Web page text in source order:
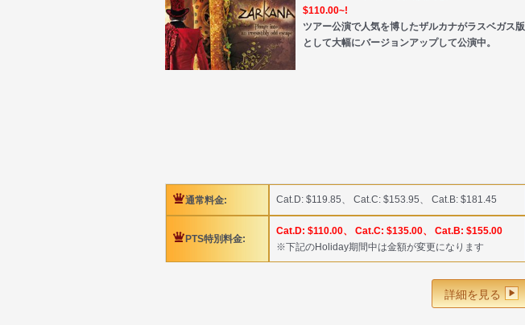
$110.00~!
ツアー公演で人気を博したザルカナがラスベガス版
として大幅にバージョンアップして公演中。
通常料金: Cat.D: $119.85、 Cat.C: $153.95、 Cat.B: $181.45
PTS特別料金:
Cat.D: $110.00、 Cat.C: $135.00、 Cat.B: $155.00
※下記のHoliday期間中は金額が変更になります
詳細を見る